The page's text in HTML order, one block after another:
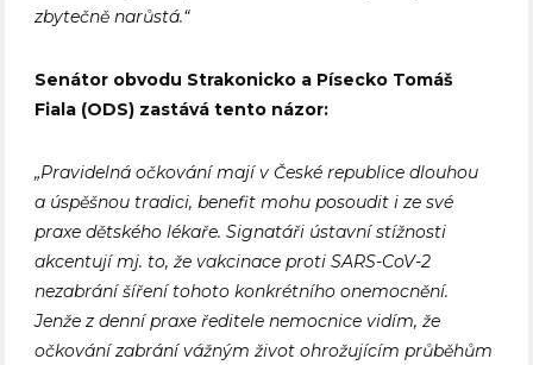
zbytečně narůstá.“
Senátor obvodu Strakonicko a Písecko Tomáš
Fiala (ODS) zastává tento názor:
„Pravidelná očkování mají v České republice dlouhou
a úspěšnou tradici, benefit mohu posoudit i ze své
praxe dětského lékaře. Signatáři ústavní stížnosti
akcentují mj. to, že vakcinace proti SARS-CoV-2
nezabrání šíření tohoto konkrétního onemocnění.
Jenže z denní praxe ředitele nemocnice vidím, že
očkování zabrání vážným život ohrožujícím průběhům